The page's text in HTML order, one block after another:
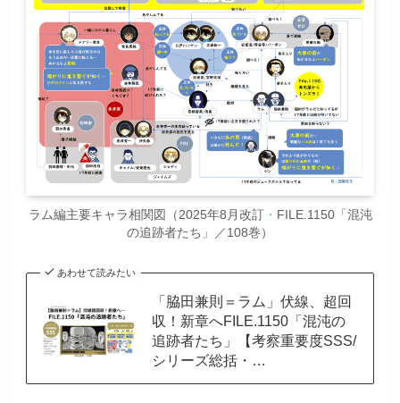
ラム編主要キャラ相関図（2025年8月改訂・ FILE.1150「混沌
の追跡者たち」／108巻）
あわせて読みたい
「脇田兼則＝ラム」伏線、超回
収！新章へFILE.1150「混沌の
追跡者たち」【考察重要度SSS/
シリーズ総括・…